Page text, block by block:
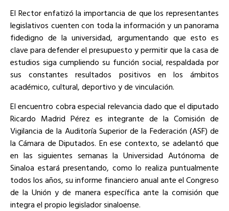
El Rector enfatizó la importancia de que los representantes
legislativos cuenten con toda la información y un panorama
fidedigno de la universidad, argumentando que esto es
clave para defender el presupuesto y permitir que la casa de
estudios siga cumpliendo su función social, respaldada por
sus constantes resultados positivos en los ámbitos
académico, cultural, deportivo y de vinculación.
El encuentro cobra especial relevancia dado que el diputado
Ricardo Madrid Pérez es integrante de la Comisión de
Vigilancia de la Auditoría Superior de la Federación (ASF) de
la Cámara de Diputados. En ese contexto, se adelantó que
en las siguientes semanas la Universidad Autónoma de
Sinaloa estará presentando, como lo realiza puntualmente
todos los años, su informe financiero anual ante el Congreso
de la Unión y de manera específica ante la comisión que
integra el propio legislador sinaloense.